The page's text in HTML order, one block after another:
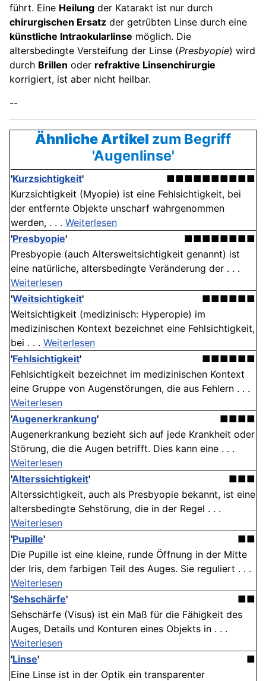
führt. Eine Heilung der Katarakt ist nur durch
chirurgischen Ersatz der getrübten Linse durch eine
künstliche Intraokularlinse möglich. Die
altersbedingte Versteifung der Linse (Presbyopie) wird
durch Brillen oder refraktive Linsenchirurgie
korrigiert, ist aber nicht heilbar.
--
Ähnliche Artikel zum Begriff
'Augenlinse'
'Kurzsichtigkeit'
■■■■■■■■■■
Kurzsichtigkeit (Myopie) ist eine Fehlsichtigkeit, bei
der entfernte Objekte unscharf wahrgenommen
werden, . . . Weiterlesen
'Presbyopie'
■■■■■■■■
Presbyopie (auch Altersweitsichtigkeit genannt) ist
eine natürliche, altersbedingte Veränderung der . . .
Weiterlesen
'Weitsichtigkeit'
■■■■■■
Weitsichtigkeit (medizinisch: Hyperopie) im
medizinischen Kontext bezeichnet eine Fehlsichtigkeit,
bei . . . Weiterlesen
'Fehlsichtigkeit'
■■■■■■
Fehlsichtigkeit bezeichnet im medizinischen Kontext
eine Gruppe von Augenstörungen, die aus Fehlern . . .
Weiterlesen
'Augenerkrankung'
■■■■
Augenerkrankung bezieht sich auf jede Krankheit oder
Störung, die die Augen betrifft. Dies kann eine . . .
Weiterlesen
'Alterssichtigkeit'
■■■
Alterssichtigkeit, auch als Presbyopie bekannt, ist eine
altersbedingte Sehstörung, die in der Regel . . .
Weiterlesen
'Pupille'
■■
Die Pupille ist eine kleine, runde Öffnung in der Mitte
der Iris, dem farbigen Teil des Auges. Sie reguliert . . .
Weiterlesen
'Sehschärfe'
■■
Sehschärfe (Visus) ist ein Maß für die Fähigkeit des
Auges, Details und Konturen eines Objekts in . . .
Weiterlesen
'Linse'
■
Eine Linse ist in der Optik ein transparenter